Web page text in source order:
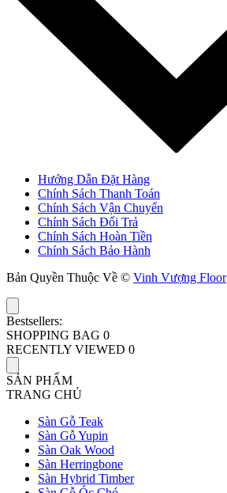
Hướng Dẫn Đặt Hàng
Chính Sách Thanh Toán
Chính Sách Vận Chuyển
Chính Sách Đổi Trả
Chính Sách Hoàn Tiền
Chính Sách Bảo Hành
Bản Quyền Thuộc Về © Vinh Vượng Floor
Bestsellers:
SHOPPING BAG 0
RECENTLY VIEWED 0
SẢN PHẨM
TRANG CHỦ
Sàn Gỗ Teak
Sàn Gỗ Yupin
Sàn Oak Wood
Sàn Herringbone
Sàn Hybrid Timber